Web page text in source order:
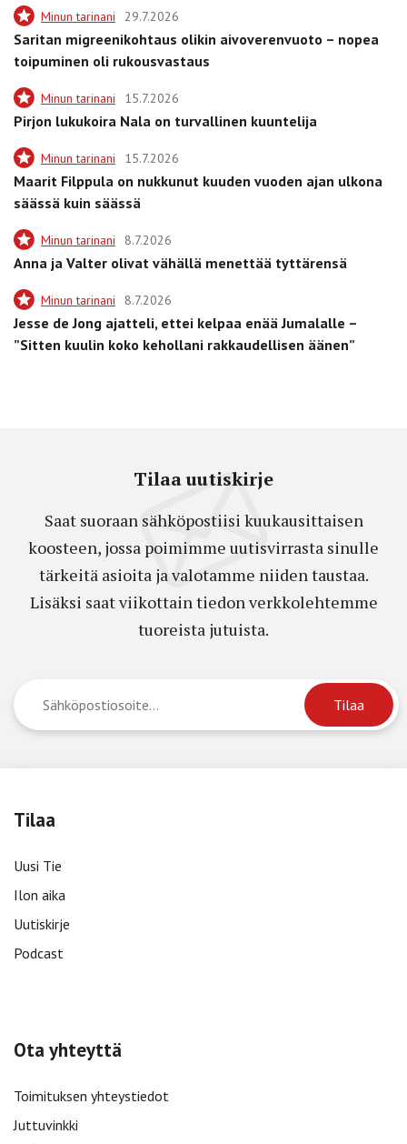
Minun tarinani 29.7.2026
Saritan migreenikohtaus olikin aivoverenvuoto – nopea
toipuminen oli rukousvastaus
Minun tarinani 15.7.2026
Pirjon lukukoira Nala on turvallinen kuuntelija
Minun tarinani 15.7.2026
Maarit Filppula on nukkunut kuuden vuoden ajan ulkona
säässä kuin säässä
Minun tarinani 8.7.2026
Anna ja Valter olivat vähällä menettää tyttärensä
Minun tarinani 8.7.2026
Jesse de Jong ajatteli, ettei kelpaa enää Jumalalle –
”Sitten kuulin koko kehollani rakkaudellisen äänen”
Tilaa uutiskirje
Saat suoraan sähköpostiisi kuukausittaisen
koosteen, jossa poimimme uutisvirrasta sinulle
tärkeitä asioita ja valotamme niiden taustaa.
Lisäksi saat viikottain tiedon verkkolehtemme
tuoreista jutuista.
Tilaa
Uusi Tie
Ilon aika
Uutiskirje
Podcast
Ota yhteyttä
Toimituksen yhteystiedot
Juttuvinkki